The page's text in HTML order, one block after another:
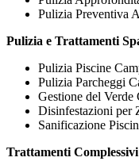
Pulizia Preventiva
Pulizia e Trattamenti
Pulizia Piscine
Pulizia Parcheggi
Gestione del Verde
Disinfestazioni per
Sanificazione
Trattamenti